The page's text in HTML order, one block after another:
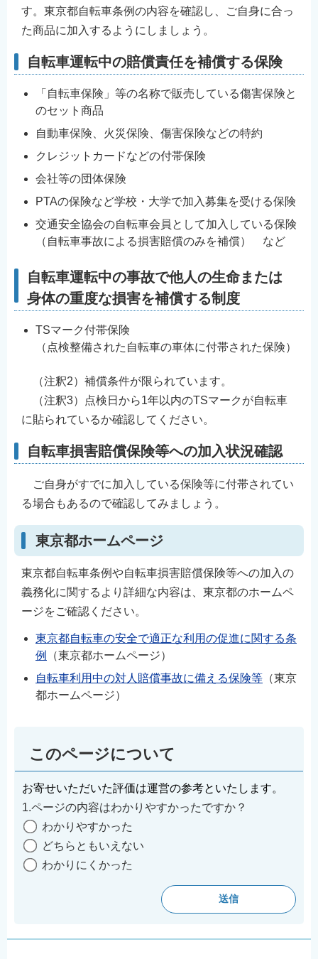
す。東京都自転車条例の内容を確認し、ご自身に合っ
た商品に加入するようにしましょう。
自転車運転中の賠償責任を補償する保険
「自転車保険」等の名称で販売している傷害保険と
のセット商品
自動車保険、火災保険、傷害保険などの特約
クレジットカードなどの付帯保険
会社等の団体保険
PTAの保険など学校・大学で加入募集を受ける保険
交通安全協会の自転車会員として加入している保険
（自転車事故による損害賠償のみを補償） など
自転車運転中の事故で他人の生命または
身体の重度な損害を補償する制度
TSマーク付帯保険
（点検整備された自転車の車体に付帯された保険）
（注釈2）補償条件が限られています。
（注釈3）点検日から1年以内のTSマークが自転車
に貼られているか確認してください。
自転車損害賠償保険等への加入状況確認
ご自身がすでに加入している保険等に付帯されてい
る場合もあるので確認してみましょう。
東京都ホームページ
東京都自転車条例や自転車損害賠償保険等への加入の
義務化に関するより詳細な内容は、東京都のホームペ
ージをご確認ください。
東京都自転車の安全で適正な利用の促進に関する条
例
（東京都ホームページ）
自転車利用中の対人賠償事故に備える保険等 （東京
都ホームページ）
このページについて
お寄せいただいた評価は運営の参考といたします。
1.ページの内容はわかりやすかったですか？
わかりやすかった
どちらともいえない
わかりにくかった